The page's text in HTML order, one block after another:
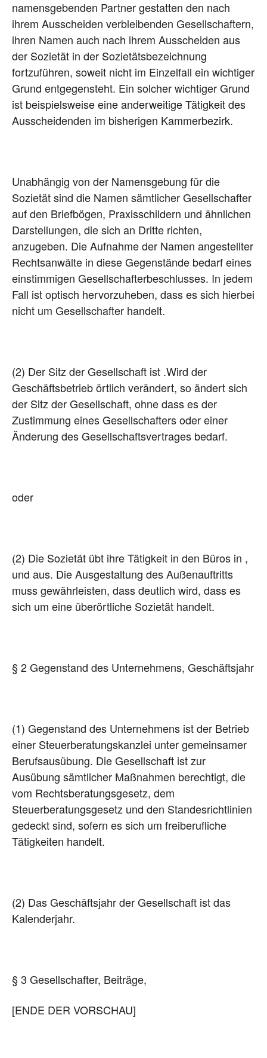
namensgebenden Partner gestatten den nach
ihrem Ausscheiden verbleibenden Gesellschaftern,
ihren Namen auch nach ihrem Ausscheiden aus
der Sozietät in der Sozietätsbezeichnung
fortzuführen, soweit nicht im Einzelfall ein wichtiger
Grund entgegensteht. Ein solcher wichtiger Grund
ist beispielsweise eine anderweitige Tätigkeit des
Ausscheidenden im bisherigen Kammerbezirk.
Unabhängig von der Namensgebung für die
Sozietät sind die Namen sämtlicher Gesellschafter
auf den Briefbögen, Praxisschildern und ähnlichen
Darstellungen, die sich an Dritte richten,
anzugeben. Die Aufnahme der Namen angestellter
Rechtsanwälte in diese Gegenstände bedarf eines
einstimmigen Gesellschafterbeschlusses. In jedem
Fall ist optisch hervorzuheben, dass es sich hierbei
nicht um Gesellschafter handelt.
(2) Der Sitz der Gesellschaft ist .Wird der
Geschäftsbetrieb örtlich verändert, so ändert sich
der Sitz der Gesellschaft, ohne dass es der
Zustimmung eines Gesellschafters oder einer
Änderung des Gesellschaftsvertrages bedarf.
oder
(2) Die Sozietät übt ihre Tätigkeit in den Büros in ,
und aus. Die Ausgestaltung des Außenauftritts
muss gewährleisten, dass deutlich wird, dass es
sich um eine überörtliche Sozietät handelt.
§ 2 Gegenstand des Unternehmens, Geschäftsjahr
(1) Gegenstand des Unternehmens ist der Betrieb
einer Steuerberatungskanzlei unter gemeinsamer
Berufsausübung. Die Gesellschaft ist zur
Ausübung sämtlicher Maßnahmen berechtigt, die
vom Rechtsberatungsgesetz, dem
Steuerberatungsgesetz und den Standesrichtlinien
gedeckt sind, sofern es sich um freiberufliche
Tätigkeiten handelt.
(2) Das Geschäftsjahr der Gesellschaft ist das
Kalenderjahr.
§ 3 Gesellschafter, Beiträge,
[ENDE DER VORSCHAU]